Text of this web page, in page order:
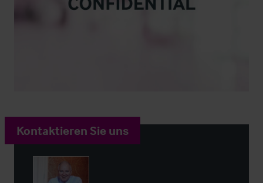
Kontaktieren Sie uns